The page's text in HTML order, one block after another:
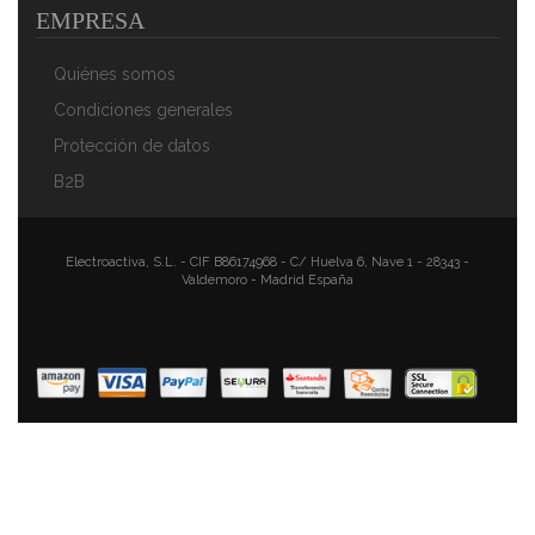
Juego 3 Sartenes 18-20-24 Cm, Inducción,
Antiadherente Libre De PFOA, Limpieza Lavavajillas
AÑADIR AL CARRITO
EMPRESA
Quiénes somos
Condiciones generales
Protección de datos
B2B
Electroactiva, S.L. - CIF B86174968 - C/ Huelva 6, Nave 1 - 28343 -
Valdemoro - Madrid España